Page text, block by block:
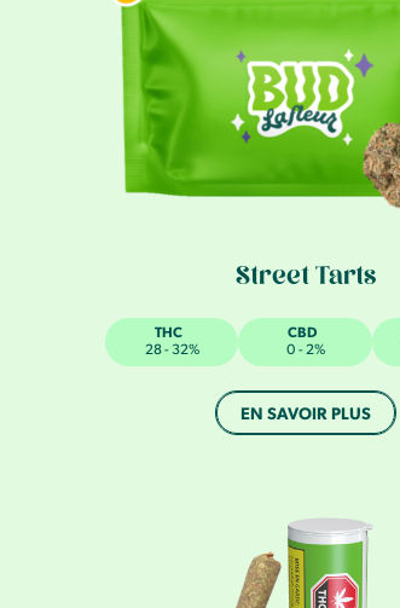
Street Tarts
THC
28 - 32%
CBD
0 - 2%
EN SAVOIR PLUS